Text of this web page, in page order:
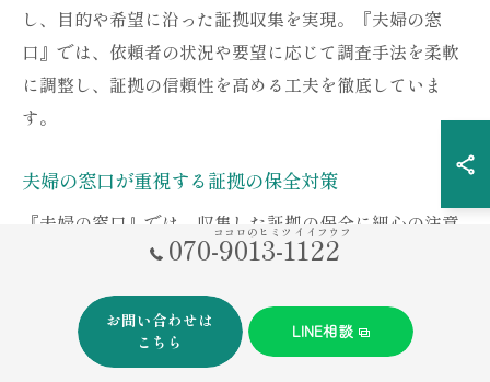
し、目的や希望に沿った証拠収集を実現。『夫婦の窓
口』では、依頼者の状況や要望に応じて調査手法を柔軟
に調整し、証拠の信頼性を高める工夫を徹底していま
す。
夫婦の窓口が重視する証拠の保全対策
『夫婦の窓口』では、収集した証拠の保全に細心の注意
を払っています。証拠資料は改ざんや紛失を防ぐため、
に応じて証拠のコピーやデータバックアップを実施。依
頼者のプライバシー保護を徹底し、情報漏洩リスクを最
070-9013-1122
ココロのヒミツ イイフウフ
お問い合わせは
こちら
LINE相談